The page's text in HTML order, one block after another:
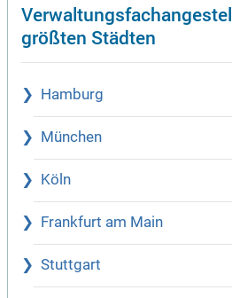
größten Städten
Hamburg
München
Köln
Frankfurt am Main
Stuttgart